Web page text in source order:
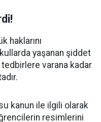
haklarını
yaşanan şiddet
tedbirlere varana kadar
kanun ile ilgili olarak
resimlerini